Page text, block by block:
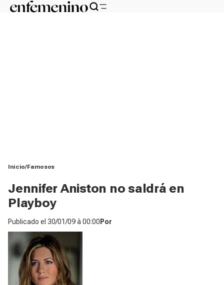
Inicio Famosos
Jennifer Aniston no saldrá en
Playboy
Publicado el 30/01/09 à 00:00 Por